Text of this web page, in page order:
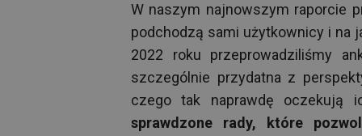
W naszym najnowszym raporcie
podchodzą sami użytkownicy i na
2022 roku przeprowadziliśmy
szczególnie przydatna z
czego tak naprawdę oczekują
sprawdzone rady, które